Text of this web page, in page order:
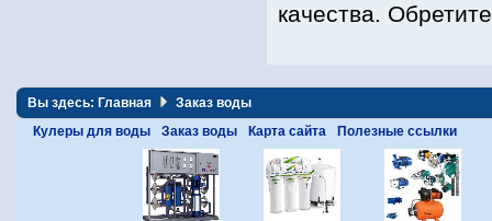
качества.
Вы здесь: Главная
Заказ воды
Кулеры для воды
Заказ воды Карта сайта Полезные ссылки